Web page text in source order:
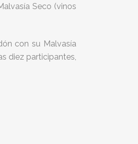
Seco (vinos
con su Malvasía
diez participantes,